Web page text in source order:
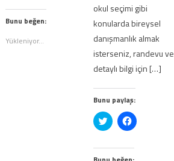
tıklayın
(Yeni
pencerede
(Yeni
pencerede
Bunu beğen:
Yükleniyor...
okul seçimi gibi
konularda bireysel
danışmanlık almak
isterseniz, randevu ve
detaylı bilgi için […]
Bunu paylaş:
Twitter
üzerinde
tıklayın
(Yeni
Facebook'ta
paylaşmak
(Yeni
pencerede